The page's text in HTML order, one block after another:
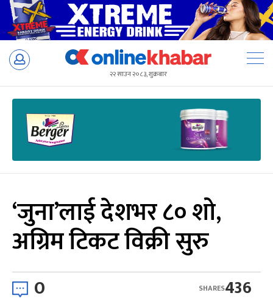
Skip
२२ साउन २०८३, शुक्रबार
‘जुना’लाई देशभर ८० शो,
अग्रिम टिकट विक्री सुरु
0 436
SHARES